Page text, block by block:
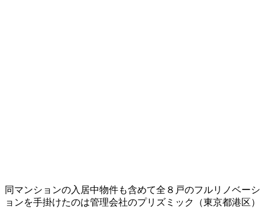
同マンションの入居中物件も含めて全８戸のフルリノベーシ
ョンを手掛けたのは管理会社のプリズミック（東京都港区）